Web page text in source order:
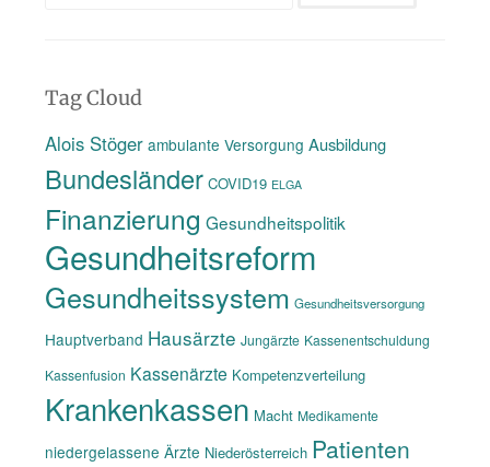
Tag Cloud
Alois Stöger ambulante Versorgung Ausbildung
Bundesländer COVID19 ELGA
Finanzierung Gesundheitspolitik
Gesundheitsreform
Gesundheitssystem Gesundheitsversorgung
Hauptverband Hausärzte Jungärzte Kassenentschuldung
Kassenfusion Kassenärzte Kompetenzverteilung
Krankenkassen Macht Medikamente
niedergelassene Ärzte Niederösterreich Patienten